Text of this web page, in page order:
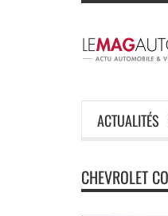
ACTUALITÉS
CHEVROLET